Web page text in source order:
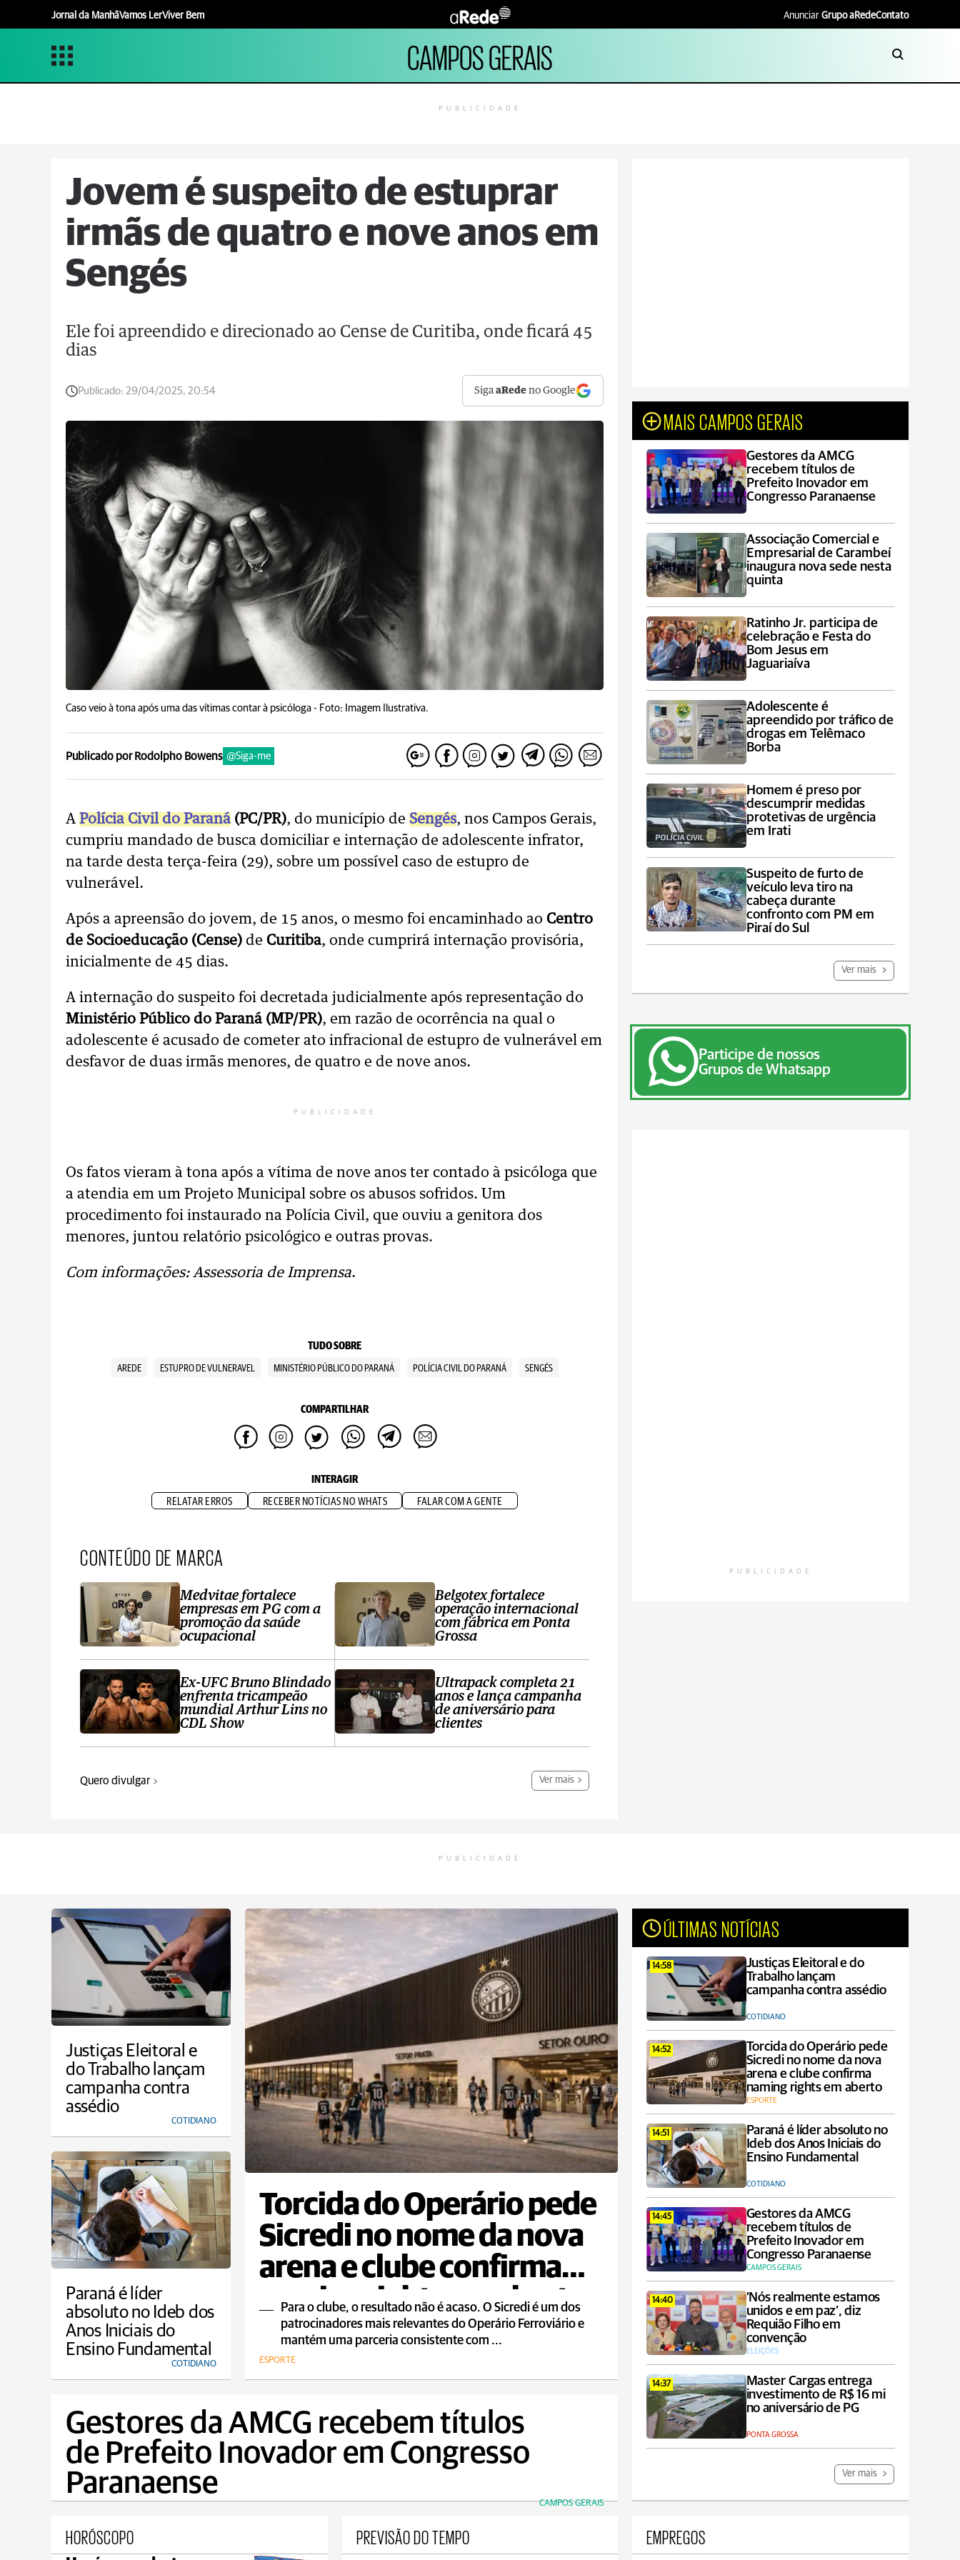
Jornal da ManhãVamos LerViver Bem Anunciar Grupo aRedeContato
CAMPOS GERAIS
PUBLICIDADE
Jovem é suspeito de estuprar
irmãs de quatro e nove anos em
Sengés
Ele foi apreendido e direcionado ao Cense de Curitiba, onde ficará 45
dias
Publicado: 29/04/2025, 20:54 SigaaRede no Google
Caso veio à tona após uma das vítimas contar à psicóloga - Foto: Imagem Ilustrativa.
Publicado por Rodolpho Bowens @Siga-me
A Polícia Civil do Paraná (PC/PR), do município de Sengés, nos Campos Gerais,
cumpriu mandado de busca domiciliar e internação de adolescente infrator,
na tarde desta terça-feira (29), sobre um possível caso de estupro de
vulnerável.
Após a apreensão do jovem, de 15 anos, o mesmo foi encaminhado ao Centro
de Socioeducação (Cense) de Curitiba, onde cumprirá internação provisória,
inicialmente de 45 dias.
A internação do suspeito foi decretada judicialmente após representação do
Ministério Público do Paraná (MP/PR), em razão de ocorrência na qual o
adolescente é acusado de cometer ato infracional de estupro de vulnerável em
desfavor de duas irmãs menores, de quatro e de nove anos.
PUBLICIDADE
Os fatos vieram à tona após a vítima de nove anos ter contado à psicóloga que
a atendia em um Projeto Municipal sobre os abusos sofridos. Um
procedimento foi instaurado na Polícia Civil, que ouviu a genitora dos
menores, juntou relatório psicológico e outras provas.
Com informações: Assessoria de Imprensa.
TUDO SOBRE
AREDE ESTUPRO DE VULNERAVEL MINISTÉRIO PÚBLICO DO PARANÁ POLÍCIA CIVIL DO PARANÁ SENGÉS
COMPARTILHAR
INTERAGIR
RELATAR ERROS RECEBER NOTÍCIAS NO WHATS FALAR COM A GENTE
CONTEÚDO DE MARCA
Medvitae fortalece
empresas em PG com a
promoção da saúde
ocupacional
Ex-UFC Bruno Blindado
enfrenta tricampeão
mundial Arthur Lins no
CDL Show
Belgotex fortalece
operação internacional
com fábrica em Ponta
Grossa
Ultrapack completa 21
anos e lança campanha
de aniversário para
clientes
Quero divulgar Ver mais
MAIS CAMPOS GERAIS
Gestores da AMCG
recebem títulos de
Prefeito Inovador em
Congresso Paranaense
Associação Comercial e
Empresarial de Carambeí
inaugura nova sede nesta
quinta
Ratinho Jr. participa de
celebração e Festa do
Bom Jesus em
Jaguariaíva
Adolescente é
apreendido por tráfico de
drogas em Telêmaco
Borba
Homem é preso por
descumprir medidas
protetivas de urgência
em Irati
Suspeito de furto de
veículo leva tiro na
cabeça durante
confronto com PM em
Piraí do Sul
Ver mais
Participe de nossos
Grupos de Whatsapp
PUBLICIDADE
PUBLICIDADE
Justiças Eleitoral e
do Trabalho lançam
campanha contra
assédio
COTIDIANO
Torcida do Operário pede
Sicredi no nome da nova
arena e clube confirma
naming rights em aberto
Para o clube, o resultado não é acaso. O Sicredi é um dos
patrocinadores mais relevantes do Operário Ferroviário e
mantém uma parceria consistente com ...
ESPORTE
ÚLTIMAS NOTÍCIAS
14:58
Justiças Eleitoral e do
Trabalho lançam
campanha contra assédio
COTIDIANO
14:52
Torcida do Operário pede
Sicredi no nome da nova
arena e clube confirma
naming rights em aberto
ESPORTE
14:51
Paraná é líder absoluto no
Ideb dos Anos Iniciais do
Ensino Fundamental
COTIDIANO
14:45
Gestores da AMCG
recebem títulos de
Prefeito Inovador em
Congresso Paranaense
CAMPOS GERAIS
14:40
‘Nós realmente estamos
unidos e em paz’, diz
Requião Filho em
convenção
ELEIÇÕES
14:37
Master Cargas entrega
investimento de R$ 16 mi
no aniversário de PG
PONTA GROSSA
Ver mais
Paraná é líder
absoluto no Ideb dos
Anos Iniciais do
Ensino Fundamental
COTIDIANO
Gestores da AMCG recebem títulos
de Prefeito Inovador em Congresso
Paranaense
CAMPOS GERAIS
HORÓSCOPO PREVISÃO DO TEMPO EMPREGOS